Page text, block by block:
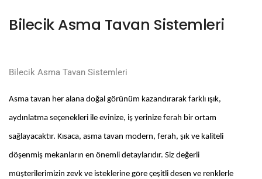
Bilecik Asma Tavan Sistemleri
Bilecik Asma Tavan Sistemleri
Asma tavan her alana doğal görünüm kazandırarak farklı ışık,
aydınlatma seçenekleri ile evinize, iş yerinize ferah bir ortam
sağlayacaktır. Kısaca, asma tavan modern, ferah, şık ve kaliteli
döşenmiş mekanların en önemli detaylarıdır. Siz değerli
müşterilerimizin zevk ve isteklerine göre çeşitli desen ve renklerle